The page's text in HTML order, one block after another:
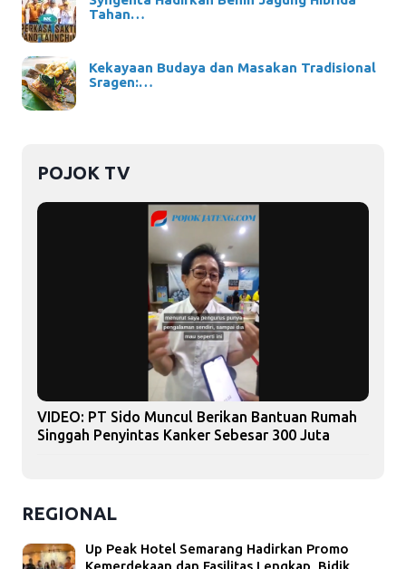
Tahan…
Kekayaan Budaya dan Masakan Tradisional
Sragen:…
POJOK TV
VIDEO: PT Sido Muncul Berikan Bantuan Rumah
Singgah Penyintas Kanker Sebesar 300 Juta
REGIONAL
Up Peak Hotel Semarang Hadirkan Promo
Kemerdekaan dan Fasilitas Lengkap, Bidik